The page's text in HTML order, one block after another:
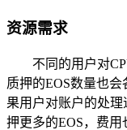
资源需求
不同的用户对
质押的EOS数量也
果用户对账户的处
押更多的EOS，费用